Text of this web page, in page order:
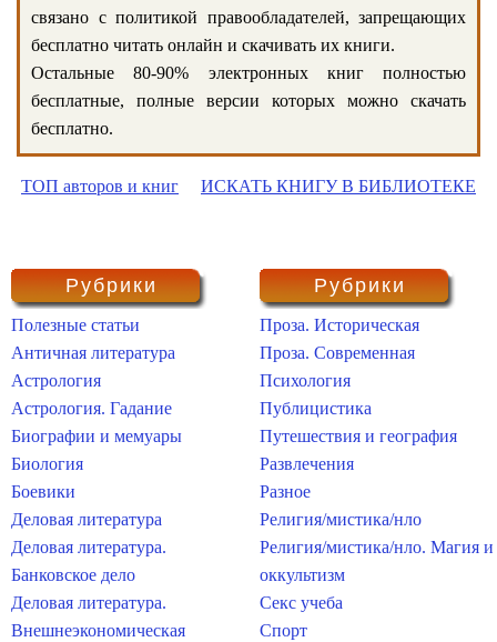
связано с политикой правообладателей, запрещающих
бесплатно читать онлайн и скачивать их книги.
Остальные 80-90% электронных книг полностью
бесплатные, полные версии которых можно скачать
бесплатно.
ТОП авторов и книг ИСКАТЬ КНИГУ В БИБЛИОТЕКЕ
Рубрики
Полезные статьи
Античная литература
Астрология
Астрология. Гадание
Биографии и мемуары
Биология
Боевики
Деловая литература
Деловая литература.
Банковское дело
Деловая литература.
Внешнеэкономическая
Рубрики
Проза. Историческая
Проза. Современная
Психология
Публицистика
Путешествия и география
Развлечения
Разное
Религия/мистика/нло
Религия/мистика/нло. Магия и
оккультизм
Секс учеба
Спорт